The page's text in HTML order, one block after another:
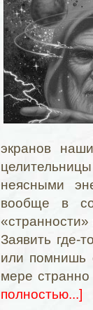
экранов
неясными
вообще в
Заявить где-
или помнишь
мере
полностью...]